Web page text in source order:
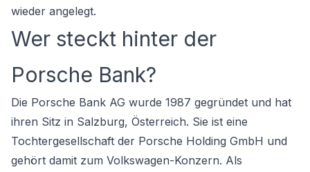
wieder angelegt.
Wer steckt hinter der
Porsche Bank?
Die Porsche Bank AG wurde 1987 gegründet und hat
ihren Sitz in Salzburg, Österreich. Sie ist eine
Tochtergesellschaft der Porsche Holding GmbH und
gehört damit zum Volkswagen-Konzern. Als